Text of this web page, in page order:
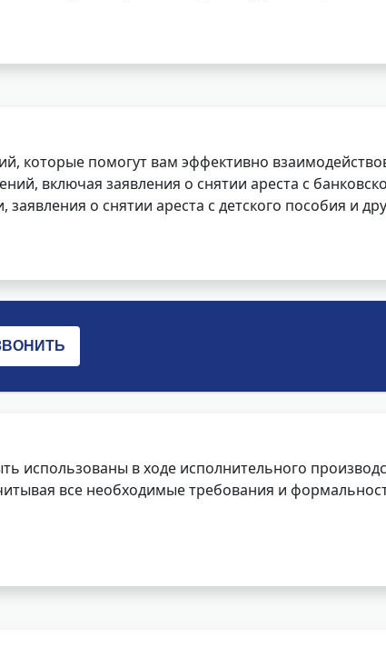
которые помогут вам эффективно
включая заявления о снятии ареста с
о снятии ареста с детского пособия и
использованы в ходе исполнительного
все необходимые требования и